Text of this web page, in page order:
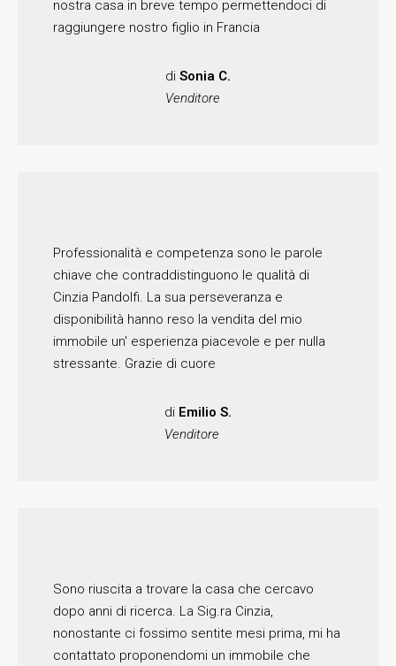
nostra casa in breve tempo permettendoci di
raggiungere nostro figlio in Francia
di Sonia C.
Venditore
Professionalità e competenza sono le parole
chiave che contraddistinguono le qualità di
Cinzia Pandolfi. La sua perseveranza e
disponibilità hanno reso la vendita del mio
immobile un' esperienza piacevole e per nulla
stressante. Grazie di cuore
di Emilio S.
Venditore
Sono riuscita a trovare la casa che cercavo
dopo anni di ricerca. La Sig.ra Cinzia,
nonostante ci fossimo sentite mesi prima, mi ha
contattato proponendomi un immobile che